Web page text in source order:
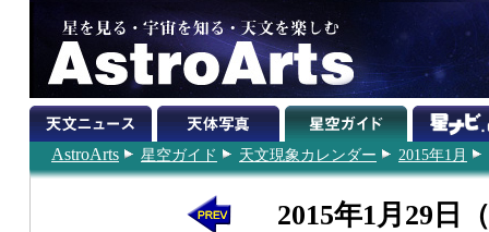
AstroArts 星空ガイド 天文現象カレンダー 2015年1月
2015年1月29日